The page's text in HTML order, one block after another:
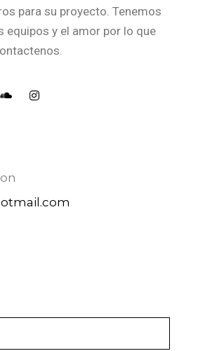
para su proyecto. Tenemos
equipos y el amor por lo que